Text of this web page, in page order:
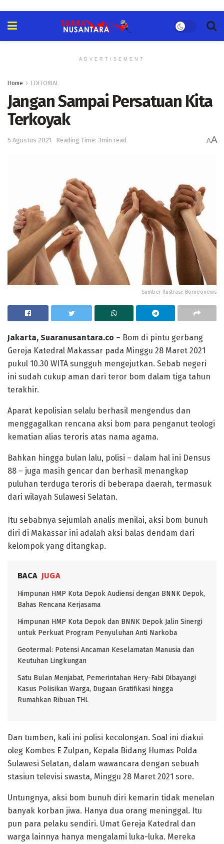
ADVERTISEMENT
Home EDITORIAL
Jangan Sampai Persatuan Kita
Terkoyak
5 Agustus 2021 Reading Time: 3min read AA
Sumber Ilustrasi: Borneonews
Jakarta, Suaranusantara.co – Bom di pintu gerbang
Gereja Katedral Makassar pada Minggu 28 Maret 2021
pukul 10.30 WITA sungguh mengejutkan. Sebab negeri
ini sudah cukup aman dari teror bom dalam tiga tahun
terakhir.
Aparat kepolisian selalu berhasil mengendus dan
menggagalkan rencana aksi bom para penganut teologi
kematian alias teroris atas nama agama.
Bahkan hingga bulan lalu, polisi – dalam hal ini Densus
88 – juga masih gencar dan berhasil menangkap
puluhan terduga teroris di beberapa daerah, termasuk
dari wilayah Sulawesi Selatan.
Itu sebabnya sejumlah analis menilai, aksi bom bunuh
diri di Makassar ini adalah aksi balas dendam dari
kelompok yang ditangkap.
BACA JUGA
Himpunan HMP Kota Depok Audiensi dengan BNNK Depok,
Bahas Rencana Kerjasama
Himpunan HMP Kota Depok dan BNNK Depok Jalin Sinergi
untuk Perkuat Program Penyuluhan Anti Narkoba
Geotermal: Potensi Ancaman Keselamatan Manusia dan
Keutuhan Lingkungan
Satu Bulan Menjabat, Pemerintahan Hery-Fabi Dibayangi
Kasus Polisikan Warga, Dugaan Gratifikasi hingga
Rumahkan Ribuan THL
Dan tumben, kali ini polisi kecolongan. Soal ini diakui
oleg Kombes E Zulpan, Kepala Bidang Humas Polda
Sulawesi Selatan, dalam wawancara dengan sebuah
stasiun televisi swasta, Minggu 28 Maret 2021 sore.
Untungnya, aksi bom bunuh diri kemarin tidak menelan
banyak korban jiwa. Hanya dua orang meninggal. Itu
pun para pelaku sendiri. Umat Gereja Katedral dan
warga lainnya hanya mengalami luka-luka. Mereka